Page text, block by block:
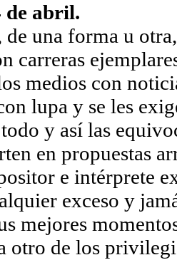
de abril.
una forma u
carreras
medios con
lupa y se les
y así las
en propuestas
e intérprete
exceso y
mejores
otro de los